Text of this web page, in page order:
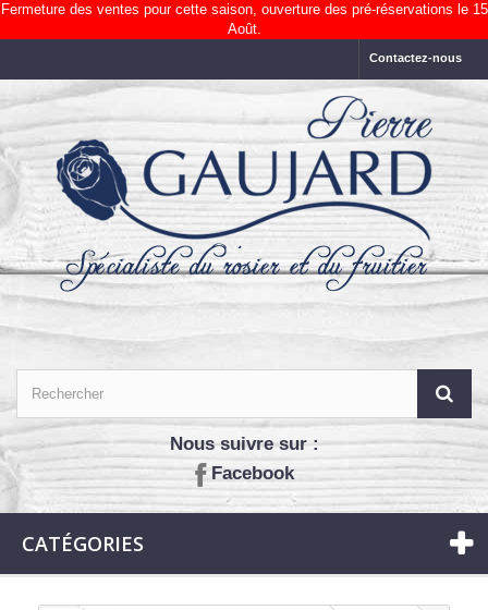
Fermeture des ventes pour cette saison, ouverture des pré-réservations le 15
Août.
Contactez-nous
Nous suivre sur :
Facebook
CATÉGORIES